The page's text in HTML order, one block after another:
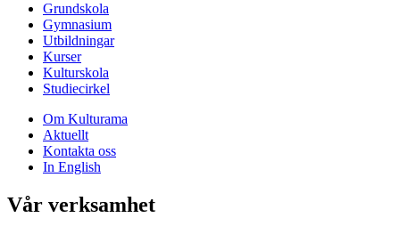
Grundskola
Gymnasium
Utbildningar
Kurser
Kulturskola
Studiecirkel
Om Kulturama
Aktuellt
Kontakta oss
In English
Vår verksamhet